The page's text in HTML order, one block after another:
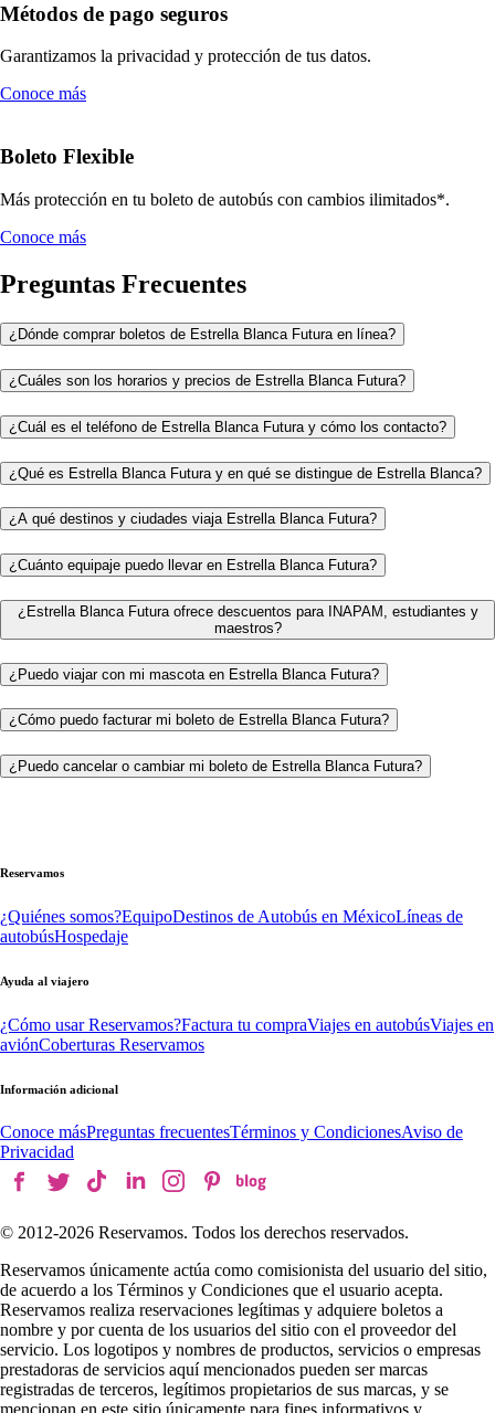
Métodos de pago seguros
Garantizamos la privacidad y protección de tus datos.
Conoce más
Boleto Flexible
Más protección en tu boleto de autobús con cambios ilimitados*.
Conoce más
Preguntas Frecuentes
¿Dónde comprar boletos de Estrella Blanca Futura en línea?
¿Cuáles son los horarios y precios de Estrella Blanca Futura?
¿Cuál es el teléfono de Estrella Blanca Futura y cómo los contacto?
¿Qué es Estrella Blanca Futura y en qué se distingue de Estrella Blanca?
¿A qué destinos y ciudades viaja Estrella Blanca Futura?
¿Cuánto equipaje puedo llevar en Estrella Blanca Futura?
¿Estrella Blanca Futura ofrece descuentos para INAPAM, estudiantes y
maestros?
¿Puedo viajar con mi mascota en Estrella Blanca Futura?
¿Cómo puedo facturar mi boleto de Estrella Blanca Futura?
¿Puedo cancelar o cambiar mi boleto de Estrella Blanca Futura?
Reservamos
¿Quiénes somos?EquipoDestinos de Autobús en MéxicoLíneas de
autobúsHospedaje
Ayuda al viajero
¿Cómo usar Reservamos?Factura tu compraViajes en autobúsViajes en
aviónCoberturas Reservamos
Información adicional
Conoce másPreguntas frecuentesTérminos y CondicionesAviso de
Privacidad
© 2012-2026 Reservamos. Todos los derechos reservados.
Reservamos únicamente actúa como comisionista del usuario del sitio,
de acuerdo a los Términos y Condiciones que el usuario acepta.
Reservamos realiza reservaciones legítimas y adquiere boletos a
nombre y por cuenta de los usuarios del sitio con el proveedor del
servicio. Los logotipos y nombres de productos, servicios o empresas
prestadoras de servicios aquí mencionados pueden ser marcas
registradas de terceros, legítimos propietarios de sus marcas, y se